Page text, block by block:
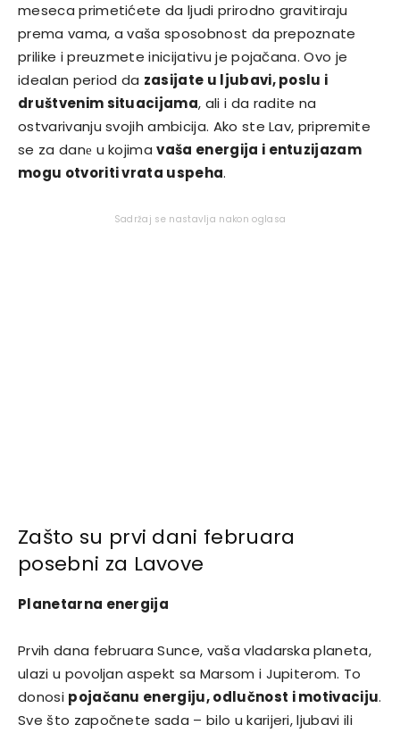
meseca primetićete da ljudi prirodno gravitiraju
prema vama, a vaša sposobnost da prepoznate
prilike i preuzmete inicijativu je pojačana. Ovo je
idealan period da zasijate u ljubavi, poslu i
društvenim situacijama, ali i da radite na
ostvarivanju svojih ambicija. Ako ste Lav, pripremite
se za danе u kojimavaša energija i entuzijazam
mogu otvoriti vrata uspeha.
Sadržaj se nastavlja nakon oglasa
Zašto su prvi dani februara
posebni za Lavove
Planetarna energija
Prvih dana februara Sunce, vaša vladarska planeta,
ulazi u povoljan aspekt sa Marsom i Jupiterom. To
donosi pojačanu energiju, odlučnost i motivaciju.
Sve što započnete sada – bilo u karijeri, ljubavi ili